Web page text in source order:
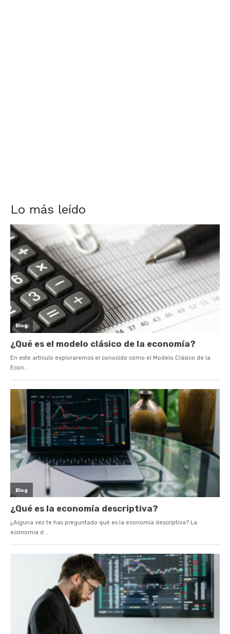
Lo más leído